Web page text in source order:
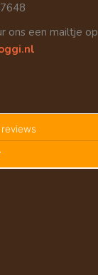
ons een mailtje op